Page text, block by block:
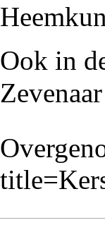
Ook in
Zevenaar